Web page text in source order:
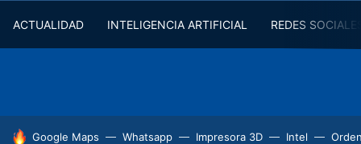
ACTUALIDAD INTELIGENCIA ARTIFICIAL REDES
HOY SE HABLA DE
Google Maps Whatsapp Impresora 3D Intel